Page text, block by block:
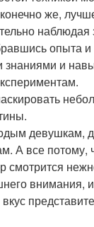
же,
опыта
знаниями и
девушкам,
А все потому,
смотрится
внимания,